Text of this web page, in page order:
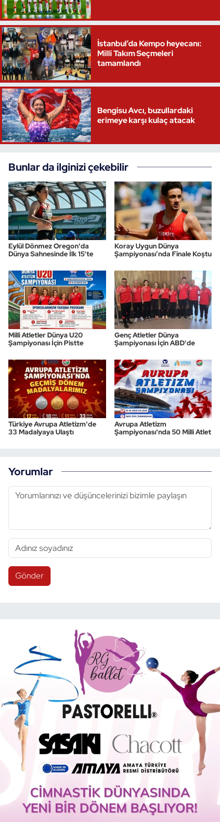
İstanbul’da Kempo heyecanı:
Milli Takım Seçmeleri
tamamlandı
Bengisu Avcı, buzullardaki
erimeye karşı kulaç atacak
Bunlar da ilginizi çekebilir
Eylül Dönmez Oregon'da
Dünya Sahnesinde İlk 15'te
Koray Uygun Dünya
Şampiyonası’nda Finale Koştu
Milli Atletler Dünya U20
Şampiyonası İçin Pistte
Genç Atletler Dünya
Şampiyonası İçin ABD'de
Türkiye Avrupa Atletizm'de
33 Madalyaya Ulaştı
Avrupa Atletizm
Şampiyonası'nda 50 Milli Atlet
Yorumlar
Gönder
Triatlon
Voleybol
Vücut Geliştirme Fitness
Wushu Kungfu
Yelken
Yüzme